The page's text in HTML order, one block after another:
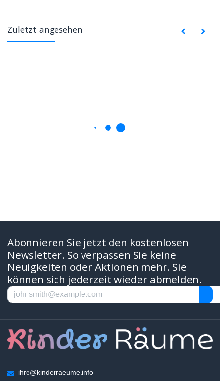
Zuletzt angesehen
Abonnieren Sie jetzt den kostenlosen
Newsletter. So verpassen Sie keine
Neuigkeiten oder Aktionen mehr. Sie
können sich jederzeit wieder abmelden.
ihre@kinderraeume.info